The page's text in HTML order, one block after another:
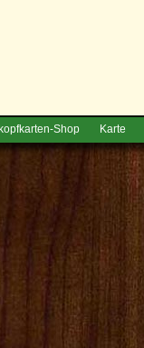
Shop Karte